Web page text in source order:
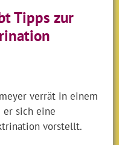
Tipps zur
verrät in einem
sich eine
vorstellt.